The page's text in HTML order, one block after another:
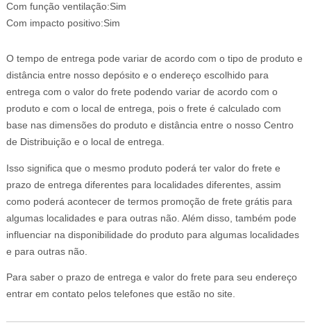
Com função ventilação:Sim
Com impacto positivo:Sim
O tempo de entrega pode variar de acordo com o tipo de produto e
distância entre nosso depósito e o endereço escolhido para
entrega com o valor do frete podendo variar de acordo com o
produto e com o local de entrega, pois o frete é calculado com
base nas dimensões do produto e distância entre o nosso Centro
de Distribuição e o local de entrega.
Isso significa que o mesmo produto poderá ter valor do frete e
prazo de entrega diferentes para localidades diferentes, assim
como poderá acontecer de termos promoção de frete grátis para
algumas localidades e para outras não. Além disso, também pode
influenciar na disponibilidade do produto para algumas localidades
e para outras não.
Para saber o prazo de entrega e valor do frete para seu endereço
entrar em contato pelos telefones que estão no site.